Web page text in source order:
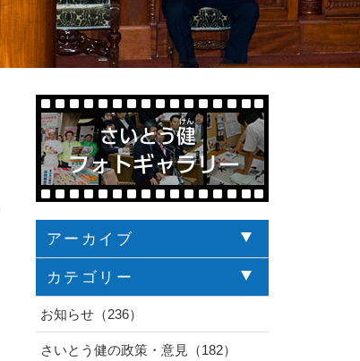
アーカイブ
カテゴリー
お知らせ（236）
さいとう健の政策・意見（182）